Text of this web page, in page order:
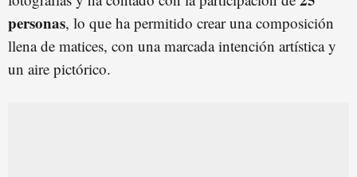
personas, lo que ha permitido crear una composición
llena de matices, con una marcada intención artística y
un aire pictórico.